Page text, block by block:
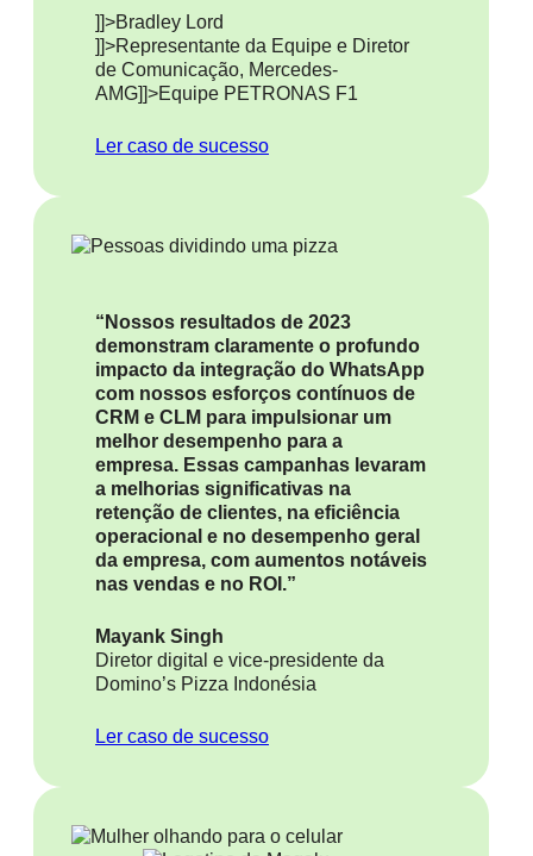
]]>Bradley Lord
]]>Representante da Equipe e Diretor
de Comunicação, Mercedes-
AMG]]>Equipe PETRONAS F1
Ler caso de sucesso
“Nossos resultados de 2023
demonstram claramente o profundo
impacto da integração do WhatsApp
com nossos esforços contínuos de
CRM e CLM para impulsionar um
melhor desempenho para a
empresa. Essas campanhas levaram
a melhorias significativas na
retenção de clientes, na eficiência
operacional e no desempenho geral
da empresa, com aumentos notáveis
​​nas vendas e no ROI.”
Mayank Singh
Diretor digital e vice-presidente da
Domino’s Pizza Indonésia
Ler caso de sucesso